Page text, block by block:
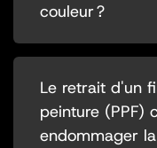
couleur ?
Le retrait d'un
peinture (PPF)
endommager